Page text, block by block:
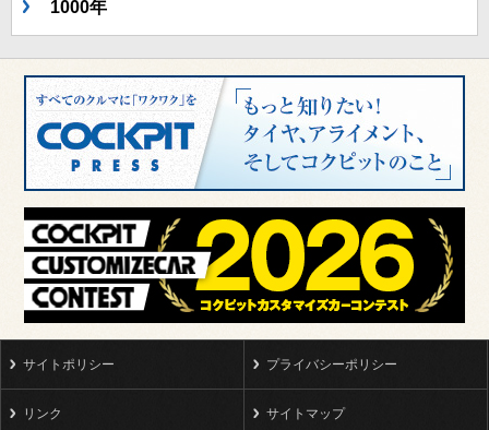
1000年
サイトポリシー プライバシーポリシー
リンク サイトマップ